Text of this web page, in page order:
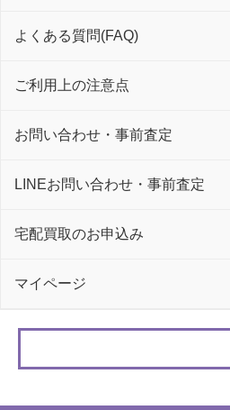
よくある質問(FAQ)
ご利用上の注意点
お問い合わせ・事前査定
LINEお問い合わせ・事前査定
宅配買取のお申込み
マイページ